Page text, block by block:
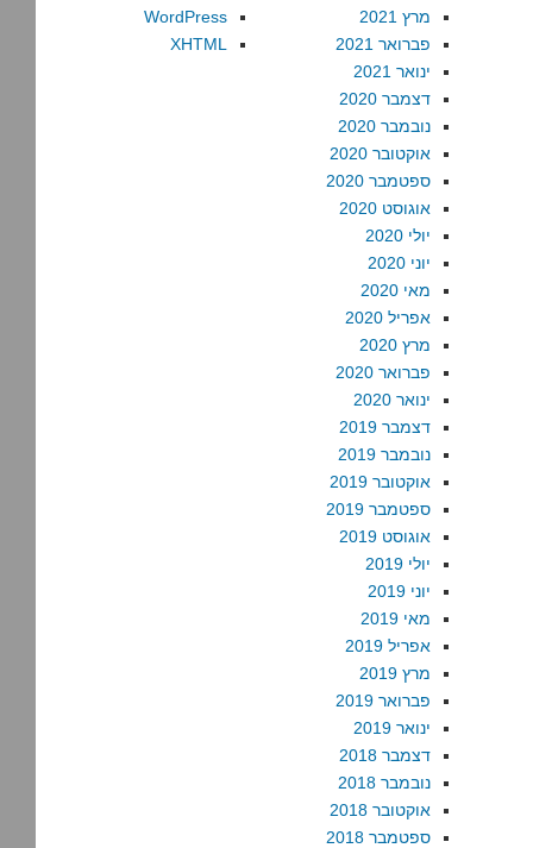
מרץ 2021
פברואר 2021
ינואר 2021
דצמבר 2020
נובמבר 2020
אוקטובר 2020
ספטמבר 2020
אוגוסט 2020
יולי 2020
יוני 2020
מאי 2020
אפריל 2020
מרץ 2020
פברואר 2020
ינואר 2020
דצמבר 2019
נובמבר 2019
אוקטובר 2019
ספטמבר 2019
אוגוסט 2019
יולי 2019
יוני 2019
מאי 2019
אפריל 2019
מרץ 2019
פברואר 2019
ינואר 2019
דצמבר 2018
נובמבר 2018
אוקטובר 2018
ספטמבר 2018
WordPress
XHTML